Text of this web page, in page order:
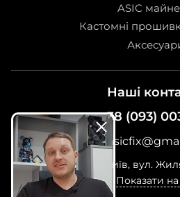
ASIC
Кастомні
Наші
+38 (093)
м. Київ, вул.
Показати на